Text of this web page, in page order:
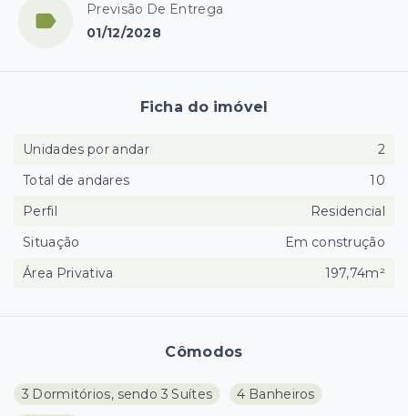
Previsão De Entrega
01/12/2028
Cômodos
3 Dormitórios, sendo 3 Suítes
4 Banheiros
Ficha do imóvel
Unidades por andar
2
Total de andares
10
Perfil
Residencial
Situação
Em construção
Área Privativa
197,74m²